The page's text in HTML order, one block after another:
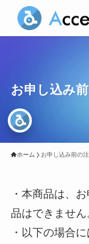
お申し込み
ホーム お申し込み前の
・本商品は、
品はできません
・以下の場合